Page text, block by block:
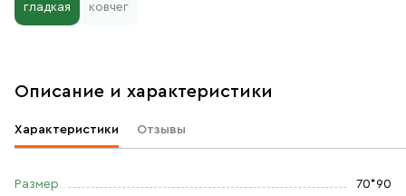
гладкая ковчег
Описание и характеристики
Характеристики Отзывы
Размер 70*90